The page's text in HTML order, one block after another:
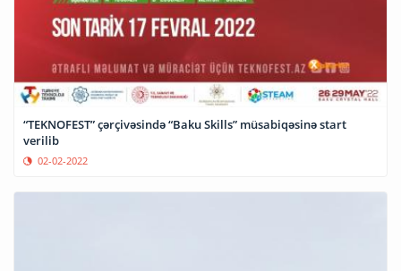
“TEKNOFEST” çərçivəsində “Baku Skills” müsabiqəsinə start
verilib
02-02-2022